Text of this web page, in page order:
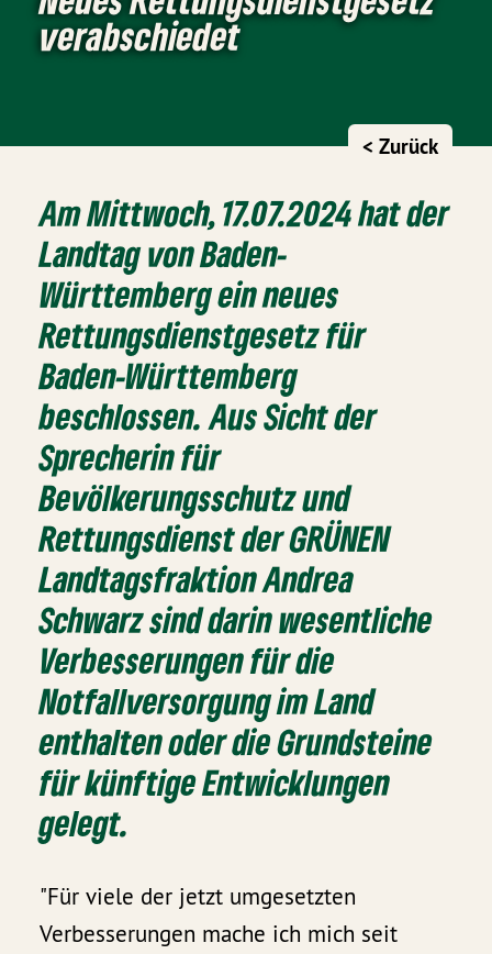
verabschiedet
< Zurück
Am Mittwoch, 17.07.2024 hat der
Landtag von Baden-
Württembergein neues
Rettungsdienstgesetzfür
Baden-Württemberg
beschlossen. Aus Sicht der
Sprecherin für
Bevölkerungsschutz und
Rettungsdienst der GRÜNEN
Landtagsfraktion Andrea
Schwarzsind darin wesentliche
Verbesserungen für die
Notfallversorgungim Land
enthalten oder die Grundsteine
für künftige Entwicklungen
gelegt.
"Für viele der jetzt umgesetzten
Verbesserungen mache ich mich seit